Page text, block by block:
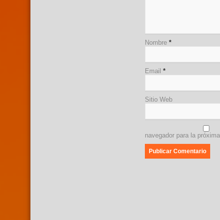
Nombre *
Email *
Sitio Web
navegador para la